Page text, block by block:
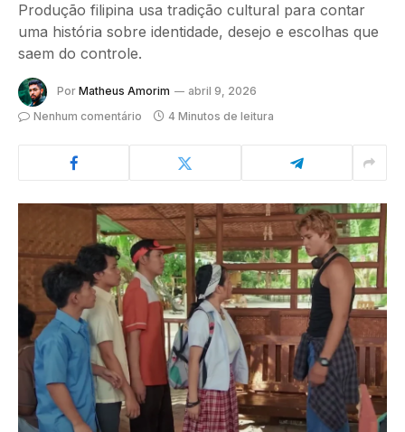
Produção filipina usa tradição cultural para contar
uma história sobre identidade, desejo e escolhas que
saem do controle.
Por Matheus Amorim
abril 9, 2026
Nenhum comentário
4 Minutos de leitura